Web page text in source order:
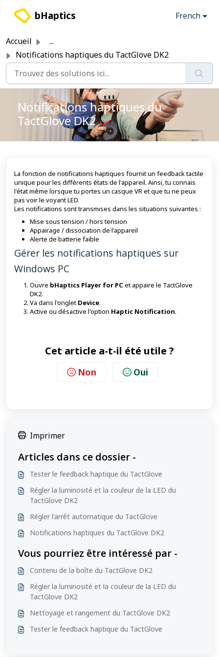
bHaptics French
Accueil
...
Notifications haptiques du TactGlove DK2
Notifications haptiques du
TactGlove DK2
La fonction de notifications haptiques fournit un feedback tactile
unique pour les différents états de l'appareil. Ainsi, tu connais
l'état même lorsque tu portes un casque VR et que tu ne peux
pas voir le voyant LED.
Les notifications sont transmises dans les situations suivantes :
Mise sous tension / hors tension
Appairage / dissociation de l'appareil
Alerte de batterie faible
Gérer les notifications haptiques sur
Windows PC
Ouvre bHaptics Player for PCet appaire le TactGlove
DK2.
Va dans l'onglet Device.
Active ou désactive l'option Haptic Notification.
Cet article a-t-il été utile ?
Non Oui
Imprimer
Articles dans ce dossier -
Tester le feedback haptique du TactGlove
Régler la luminosité et la couleur de la LED du
TactGlove DK2
Régler l'arrêt automatique du TactGlove
Notifications haptiques du TactGlove DK2
Vous pourriez être intéressé par -
Contenu de la boîte du TactGlove DK2
Régler la luminosité et la couleur de la LED du
TactGlove DK2
Nettoyage et rangement du TactGlove DK2
Tester le feedback haptique du TactGlove